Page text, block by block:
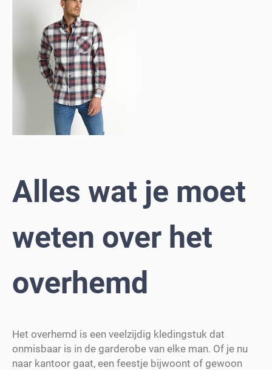
Alles wat je moet
weten over het
overhemd
Het overhemd is een veelzijdig kledingstuk dat
onmisbaar is in de garderobe van elke man. Of je nu
naar kantoor gaat, een feestje bijwoont of gewoon